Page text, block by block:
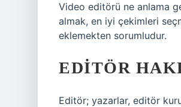
Video editörü ne anlama
almak, en iyi çekimleri
eklemekten sorumludur.
EDITÖR
Editör; yazarlar, editör